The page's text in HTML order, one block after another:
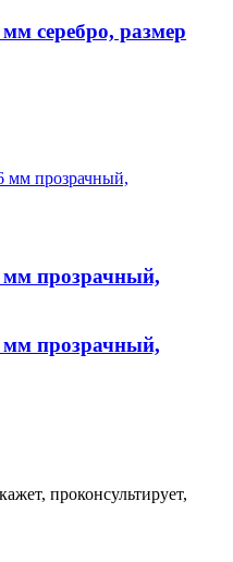
серебро, размер
прозрачный,
прозрачный,
проконсультирует,